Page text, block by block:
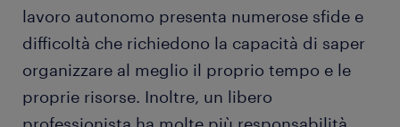
lavoro autonomo presenta numerose sfide e
difficoltà che richiedono la capacità di saper
organizzare al meglio il proprio tempo e le
proprie risorse. Inoltre, un libero